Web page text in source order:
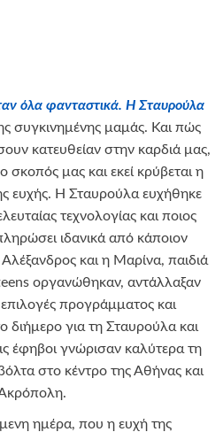
όλα φανταστικά. Η Σταυρούλα
συγκινημένης μαμάς. Και πώς
κατευθείαν στην καρδιά μας,
σκοπός μας και εκεί κρύβεται η
ευχής. Η Σταυρούλα ευχήθηκε
τεχνολογίας και ποιος
ιδανικά από κάποιον
και η Μαρίνα, παιδιά
οργανώθηκαν, αντάλλαξαν
προγράμματος και
διήμερο για τη Σταυρούλα και
έφηβοι γνώρισαν καλύτερα τη
στο κέντρο της Αθήνας και
ημέρα, που η ευχή της